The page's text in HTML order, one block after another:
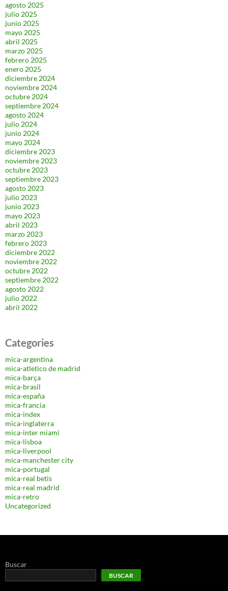
agosto 2025
julio 2025
junio 2025
mayo 2025
abril 2025
marzo 2025
febrero 2025
enero 2025
diciembre 2024
noviembre 2024
octubre 2024
septiembre 2024
agosto 2024
julio 2024
junio 2024
mayo 2024
diciembre 2023
noviembre 2023
octubre 2023
septiembre 2023
agosto 2023
julio 2023
junio 2023
mayo 2023
abril 2023
marzo 2023
febrero 2023
diciembre 2022
noviembre 2022
octubre 2022
septiembre 2022
agosto 2022
julio 2022
abril 2022
Categories
mica-argentina
mica-atletico de madrid
mica-barça
mica-brasil
mica-españa
mica-francia
mica-index
mica-inglaterra
mica-inter miami
mica-lisboa
mica-liverpool
mica-manchester city
mica-portugal
mica-real betis
mica-real madrid
mica-retro
Uncategorized
Buscar
BUSCAR